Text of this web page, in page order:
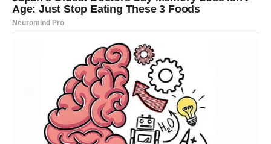
Svaki dio malo namažite marmeladom (ja sam se odlučila za
odličan argentinski sir od dunja) i zarolajte. Kiflice stavljati u